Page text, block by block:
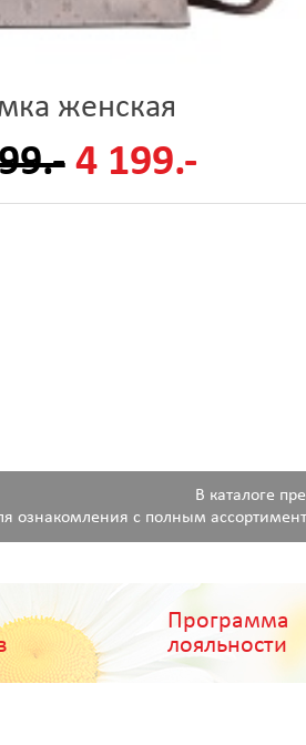
женская
4 199.-
В каталоге
ознакомления с полным
Программа
лояльности